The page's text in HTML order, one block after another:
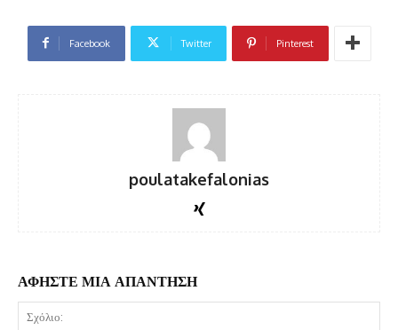
Facebook Twitter Pinterest
poulatakefalonias
ΑΦΗΣΤΕ ΜΙΑ ΑΠΑΝΤΗΣΗ